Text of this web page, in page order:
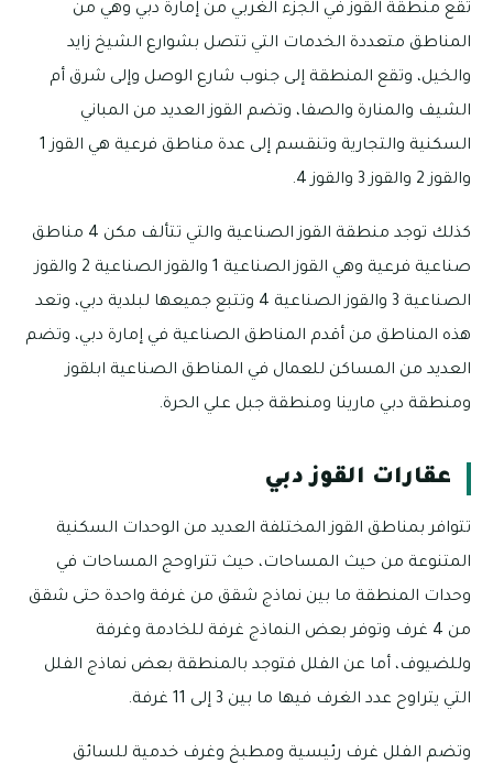
تقع منطقة القوز في الجزء الغربي من إمارة دبي وهي من
المناطق متعددة الخدمات التي تتصل بشوارع الشيخ زايد
والخيل، وتقع المنطقة إلى جنوب شارع الوصل وإلى شرق أم
الشيف والمنارة والصفا، وتضم القوز العديد من المباني
السكنية والتجارية وتنقسم إلى عدة مناطق فرعية هي القوز 1
والقوز 2 والقوز 3 والقوز 4.
كذلك توجد منطقة القوز الصناعية والتي تتألف مكن 4 مناطق
صناعية فرعية وهي القوز الصناعية 1 والقوز الصناعية 2 والقوز
الصناعية 3 والقوز الصناعية 4 وتتبع جميعها لبلدية دبي، وتعد
هذه المناطق من أقدم المناطق الصناعية في إمارة دبي، وتضم
العديد من المساكن للعمال في المناطق الصناعية ابلقوز
ومنطقة دبي مارينا ومنطقة جبل علي الحرة.
عقارات القوز دبي
تتوافر بمناطق القوز المختلفة العديد من الوحدات السكنية
المتنوعة من حيث المساحات، حيث تتراوحج المساحات في
وحدات المنطقة ما بين نماذج شقق من غرفة واحدة حتى شقق
من 4 غرف وتوفر بعض النماذج غرفة للخادمة وغرفة
وللضيوف، أما عن الفلل فتوجد بالمنطقة بعض نماذج الفلل
التي يتراوح عدد الغرف فيها ما بين 3 إلى 11 غرفة.
وتضم الفلل غرف رئيسية ومطبخ وغرف خدمية للسائق